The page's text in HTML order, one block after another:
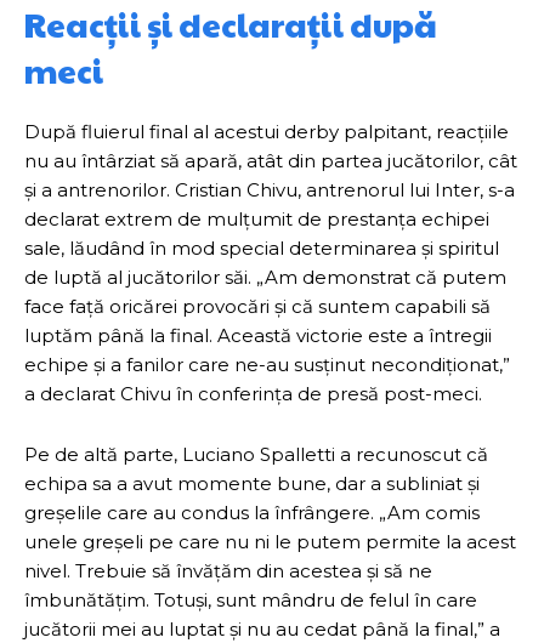
Reacții și declarații după
meci
După fluierul final al acestui derby palpitant, reacțiile
nu au întârziat să apară, atât din partea jucătorilor, cât
și a antrenorilor. Cristian Chivu, antrenorul lui Inter, s-a
declarat extrem de mulțumit de prestanța echipei
sale, lăudând în mod special determinarea și spiritul
de luptă al jucătorilor săi. „Am demonstrat că putem
face față oricărei provocări și că suntem capabili să
luptăm până la final. Această victorie este a întregii
echipe și a fanilor care ne-au susținut necondiționat,”
a declarat Chivu în conferința de presă post-meci.
Pe de altă parte, Luciano Spalletti a recunoscut că
echipa sa a avut momente bune, dar a subliniat și
greșelile care au condus la înfrângere. „Am comis
unele greșeli pe care nu ni le putem permite la acest
nivel. Trebuie să învățăm din acestea și să ne
îmbunătățim. Totuși, sunt mândru de felul în care
jucătorii mei au luptat și nu au cedat până la final,” a